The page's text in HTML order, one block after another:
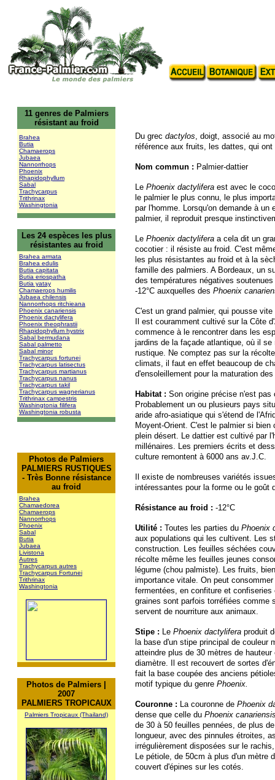
11 genres de Palmiers
résistant au froid
Brahea
Butia
Chamaerops
Jubaea
Nannorrhops
Phoenix
Rhapidophyllum
Sabal
Trachycarpus
Trithrinax
Washingtonia
Les 24 espèces les plus
résistantes au froid
Brahea armata
Brahea edulis
Butia capitata
Butia eriospatha
Butia yatay
Chamaerops humilis
Jubaea chilensis
Nannorrhops ritchieana
Phoenix canariensis
Phoenix dactylifera
Phoenix theophrastii
Rhapidophyllum hystrix
Sabal bermudana
Sabal palmetto
Sabal minor
Trachycarpus fortunei
Trachycarpus latisectus
Trachycarpus martianus
Trachycarpus nanus
Trachycarpus takil
Trachycarpus wagnerianus
Trithrinax campestris
Washingtonia filifera
Washingtonia robusta
Photos de Palmiers
PALMIERS RUSTIQUES
- Très Bonne résistance
au froid
Brahea
Chamaedorea
Chamaerops
Nannorrhops
Phoenix
Sabal
Butia
Jubaea
Livistona
Autres
Trachycarpus autres
Trachycarpus Fortunei
Trithrinax
Washingtonia
Photos de Palmiers |
2007
PALMIERS TROPICAUX
Palmiers Tropicaux (Thailand)
Du grec dactylos, doigt, associé au
référence aux fruits, les dattes, qui ont
Nom commun : Palmier-dattier
Le Phoenix dactylifera est avec le
le palmier le plus connu, le plus
par l'homme. Lorsqu'on demande à un
palmier, il reproduit presque
Le Phoenix dactylifera a cela dit un
cocotier : il résiste au froid. C'est
les plus résistantes au froid et à la
famille des palmiers. A Bordeaux, un
des températures négatives
-12°C auxquelles des Phoenix
C'est un grand palmier, qui pousse
Il est couramment cultivé sur la Côte
commence à le rencontrer dans les
jardins de la façade atlantique, où il se
rustique. Ne comptez pas sur la
climats, il faut en effet beaucoup de
d'ensoleillement pour la maturation
Habitat : Son origine précise n'est pas
Probablement un ou plusieurs pays
aride afro-asiatique qui s'étend de
Moyent-Orient. C'est le palmier si bien
plein désert. Le dattier est cultivé par
millénaires. Les premiers écrits et
culture remontent à 6000 ans av.J.C.
Il existe de nombreuses variétés
intéressantes pour la forme ou le goût
Résistance au froid : -12°C
Utilité : Toutes les parties du Phoenix
aux populations qui les cultivent. Les
construction. Les feuilles séchées
récolte même les feuilles jeunes
légume (chou palmiste). Les fruits,
importance vitale. On peut
fermentées, en confiture et confiseries
graines sont parfois torréfiées comme
servent de nourriture aux animaux.
Stipe : Le Phoenix dactylifera produit
la base d'un stipe principal de couleur
atteindre plus de 30 mètres de hauteur
diamètre. Il est recouvert de sortes
fait la base coupée des anciens
motif typique du genre Phoenix.
Couronne : La couronne de Phoenix
dense que celle du Phoenix
de 30 à 50 feuilles pennées, de plus
longueur, avec des pinnules étroites,
irrégulièrement disposées sur le
Le pétiole, de 50cm à plus d'un mètre
couvert d'épines sur les cotés.